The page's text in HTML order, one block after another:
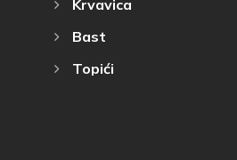
Krvavica
Bast
Topići